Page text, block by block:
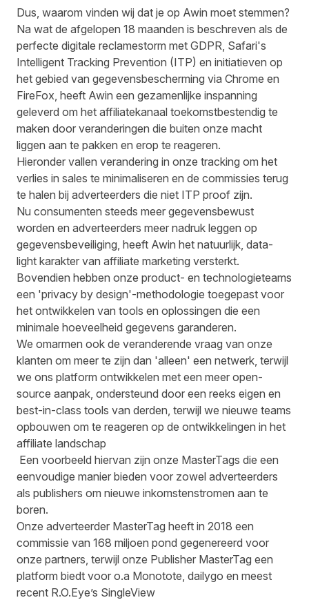
Dus, waarom vinden wij dat je op Awin moet stemmen?
Na wat de afgelopen 18 maanden is beschreven als de
perfecte digitale reclamestorm met GDPR, Safari's
Intelligent Tracking Prevention (ITP) en initiatieven op
het gebied van gegevensbescherming via Chrome en
FireFox, heeft Awin een gezamenlijke inspanning
geleverd om het affiliatekanaal toekomstbestendig te
maken door veranderingen die buiten onze macht
liggen aan te pakken en erop te reageren.
Hieronder vallen verandering in onze tracking om het
verlies in sales te minimaliseren en de commissies terug
te halen bij adverteerders die niet ITP proof zijn.
Nu consumenten steeds meer gegevensbewust
worden en adverteerders meer nadruk leggen op
gegevensbeveiliging, heeft Awin het natuurlijk, data-
light karakter van affiliate marketing versterkt.
Bovendien hebben onze product- en technologieteams
een 'privacy by design'-methodologie toegepast voor
het ontwikkelen van tools en oplossingen die een
minimale hoeveelheid gegevens garanderen.
We omarmen ook de veranderende vraag van onze
klanten om meer te zijn dan 'alleen' een netwerk, terwijl
we ons platform ontwikkelen met een meer open-
source aanpak, ondersteund door een reeks eigen en
best-in-class tools van derden, terwijl we nieuwe teams
opbouwen om te reageren op de ontwikkelingen in het
affiliate landschap
Een voorbeeld hiervan zijn onze MasterTags die een
eenvoudige manier bieden voor zowel adverteerders
als publishers om nieuwe inkomstenstromen aan te
boren.
Onze adverteerder MasterTag heeft in 2018 een
commissie van 168 miljoen pond gegenereerd voor
onze partners, terwijl onze Publisher MasterTag een
platform biedt voor o.a Monotote dailygo en meest
recent R.O.Eye’s SingleView